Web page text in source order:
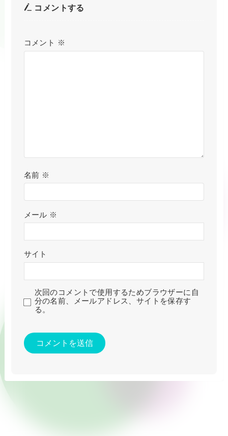
コメントする
コメント ※
名前 ※
メール ※
サイト
次回のコメントで使用するためブラウザーに自
分の名前、メールアドレス、サイトを保存す
る。